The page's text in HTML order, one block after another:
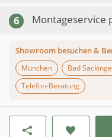
6 Montageservice
Showroom besuchen &
München
Bad
Telefon-Beratung